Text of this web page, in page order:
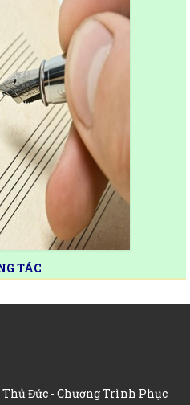
TÁC
Đức - Chương Trình Phục
Thành Phố Thủ Đức, TP HCM